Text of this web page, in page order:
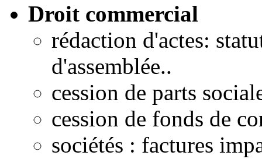
Droit commercial
rédaction d'actes:
d'assemblée..
cession de parts
cession de fonds de
sociétés : factures